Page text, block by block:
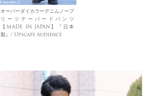
オーバーダイカラーデニムノープ
リーツテーパードパンツ
【MADE IN JAPAN】『日本
製』/ Upscape Audience